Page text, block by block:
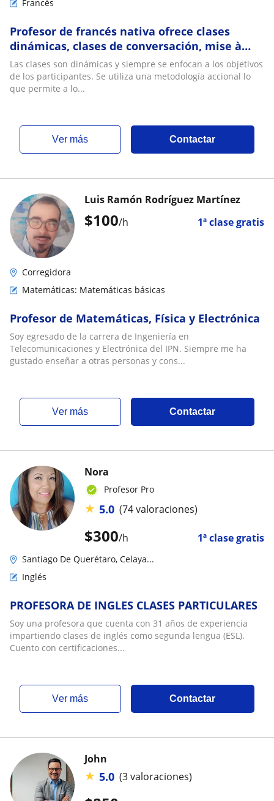
Francés
Profesor de francés nativa ofrece clases
dinámicas, clases de conversación, mise à
niveau (regularización), preparación DELF
Las clases son dinámicas y siempre se enfocan a los objetivos
de los participantes. Se utiliza una metodología accional lo
que permite a lo...
ver más Contactar
$100/h 1ª clase gratis
Luis Ramón Rodríguez Martínez
Corregidora
Matemáticas: Matemáticas básicas
Profesor de Matemáticas, Física y Electrónica
Soy egresado de la carrera de Ingeniería en
Telecomunicaciones y Electrónica del IPN. Siempre me ha
gustado enseñar a otras personas y cons...
ver más Contactar
$300/h 1ª clase gratis
Nora
Profesor Pro
★ 5.0 (74 valoraciones)
Santiago De Querétaro, Celaya...
Inglés
PROFESORA DE INGLES CLASES PARTICULARES
Soy una profesora que cuenta con 31 años de experiencia
impartiendo clases de inglés como segunda lengüa (ESL).
Cuento con certificaciones...
ver más Contactar
John
★ 5.0 (3 valoraciones)